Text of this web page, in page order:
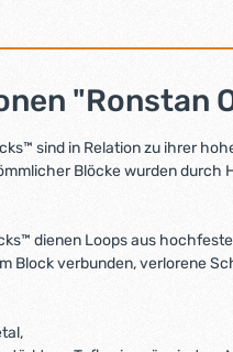
"Ronstan
sind in Relation zu ihrer
Blöcke wurden
dienen Loops aus
Block verbunden, verlorene